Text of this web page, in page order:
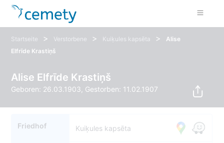
Startseite > Verstorbene > Kuiķules kapsēta >
Alise
Elfrīde Krastiņš
Alise Elfrīde Krastiņš
Geboren: 26.03.1903, Gestorben: 11.02.1907
Friedhof Kuiķules kapsēta